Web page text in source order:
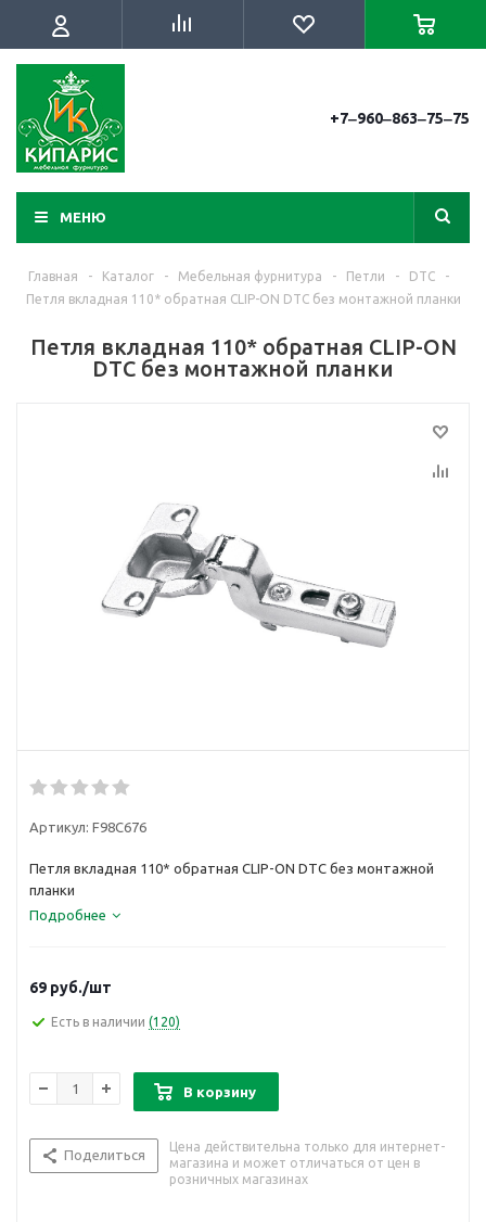
+7‒960‒863‒75‒75
МЕНЮ
Главная - Каталог - Мебельная фурнитура - Петли - DTC
-
Петля вкладная 110* обратная CLIP-ON DTC без монтажной планки
Петля вкладная 110* обратная CLIP-ON
DTC без монтажной планки
Артикул: F98C676
Петля вкладная 110* обратная CLIP-ON DTC без монтажной
планки
Подробнее
69 руб./шт
Есть в наличии (120)
В корзину
Поделиться
Цена действительна только для интернет-
магазина и может отличаться от цен в
розничных магазинах